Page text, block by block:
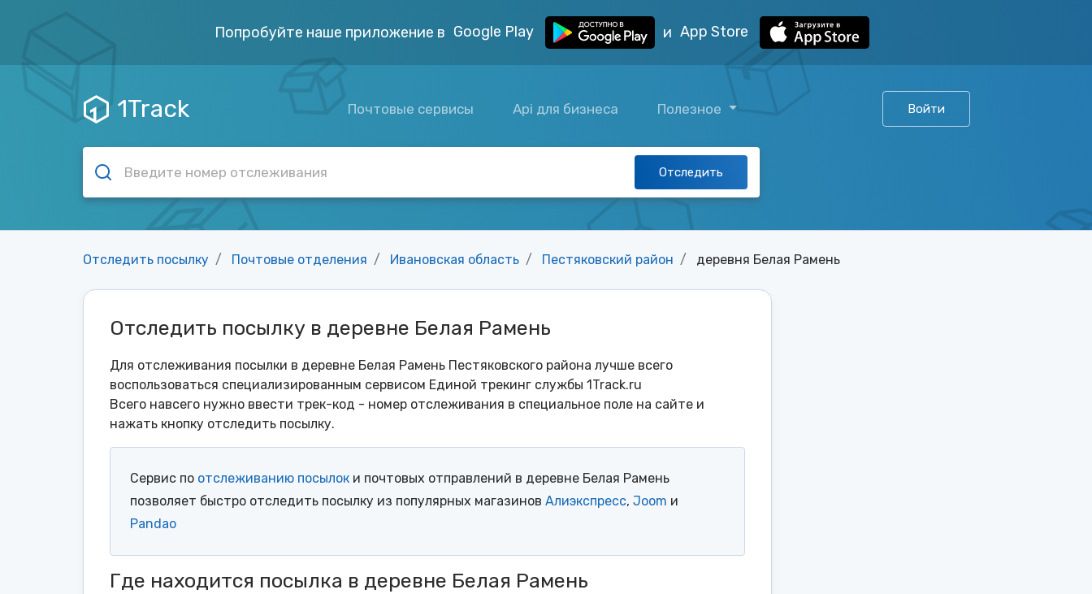
Попробуйте наше приложение в Google Play и App Store
1Track Почтовые сервисы Api для бизнеса Полезное Войти
Отследить
Отследить посылку Почтовые отделения Ивановская область Пестяковский район деревня Белая Рамень
Отследить посылку в деревне Белая Рамень
Для отслеживания посылки в деревне Белая Рамень Пестяковского района лучше всего
воспользоваться специализированным сервисом Единой трекинг службы 1Track.ru
Всего навсего нужно ввести трек-код - номер отслеживания в специальное поле на сайте и
нажать кнопку отследить посылку.
Сервис по отслеживанию посылок и почтовых отправлений в деревне Белая Рамень
позволяет быстро отследить посылку из популярных магазинов Алиэкспресс, Joom и
Pandao
Где находится посылка в деревне Белая Рамень